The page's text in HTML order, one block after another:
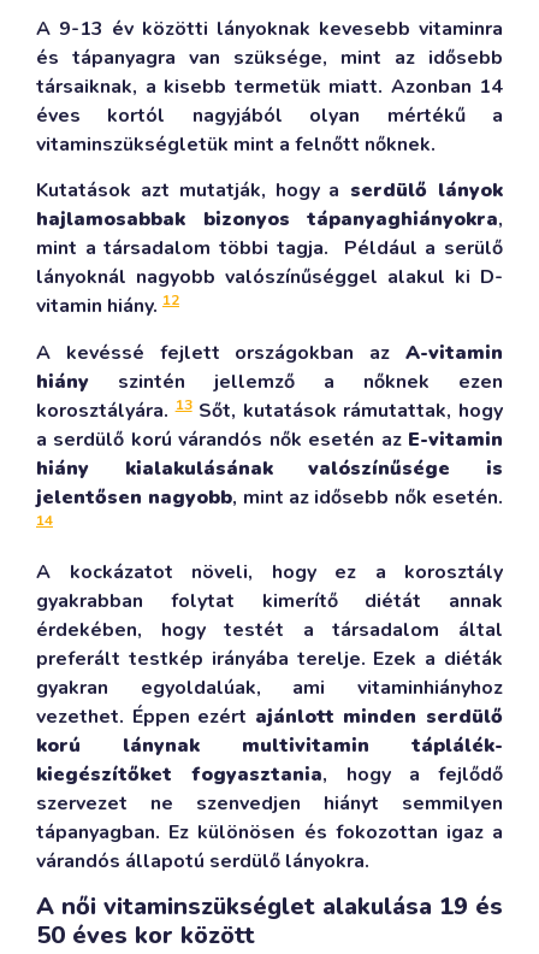
A 9-13 év közötti lányoknak kevesebb vitaminra
és tápanyagra van szüksége, mint az idősebb
társaiknak, a kisebb termetük miatt. Azonban 14
éves kortól nagyjából olyan mértékű a
vitaminszükségletük mint a felnőtt nőknek.
Kutatások azt mutatják, hogy a serdülő lányok
hajlamosabbak bizonyos tápanyaghiányokra,
mint a társadalom többi tagja. Például a serülő
lányoknál nagyobb valószínűséggel alakul ki D-
vitamin hiány. 12
A kevéssé fejlett országokban az A-vitamin
hiány szintén jellemző a nőknek ezen
korosztályára.13Sőt, kutatások rámutattak, hogy
a serdülő korú várandós nők esetén az E-vitamin
hiány kialakulásának valószínűsége is
jelentősen nagyobb, mint az idősebb nők esetén.
14
A kockázatot növeli, hogy ez a korosztály
gyakrabban folytat kimerítő diétát annak
érdekében, hogy testét a társadalom által
preferált testkép irányába terelje. Ezek a diéták
gyakran egyoldalúak, ami vitaminhiányhoz
vezethet. Éppen ezért ajánlott minden serdülő
korú lánynak multivitamin táplálék-
kiegészítőket fogyasztania, hogy a fejlődő
szervezet ne szenvedjen hiányt semmilyen
tápanyagban. Ez különösen és fokozottan igaz a
várandós állapotú serdülő lányokra.
A női vitaminszükséglet alakulása 19 és
50 éves kor között